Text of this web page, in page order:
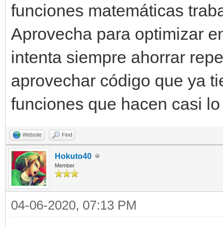
funciones matemáticas
Aprovecha para optimizar
intenta siempre ahorrar
aprovechar código que ya
funciones que hacen casi
Website Find
Hokuto40
Member
04-06-2020, 07:13 PM